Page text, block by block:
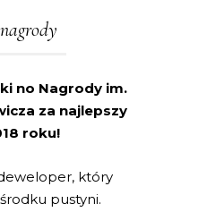
no Nagrody im.
za najlepszy
roku!
który
pustyni.